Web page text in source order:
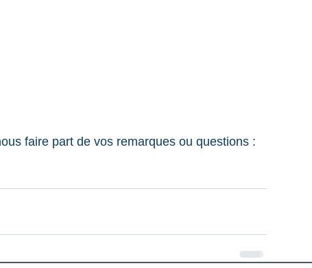
faire part de vos remarques ou questions :